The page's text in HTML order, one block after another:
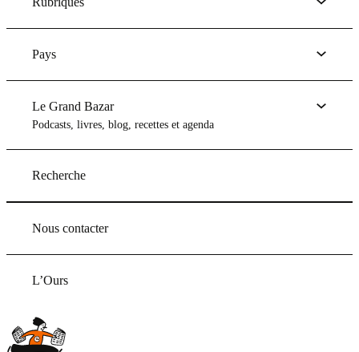
Pays
Le Grand Bazar
Podcasts, livres, blog, recettes et agenda
Recherche
Nous contacter
L’Ours